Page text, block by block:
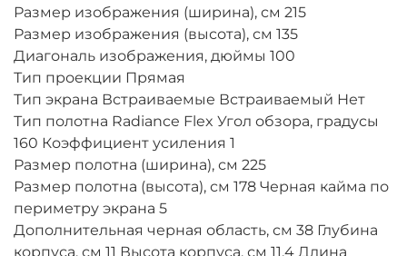
Размер изображения (ширина), см 215
Размер изображения (высота), см 135
Диагональ изображения, дюймы 100
Тип проекции Прямая
Тип экрана Встраиваемые Встраиваемый Нет
Тип полотна Radiance Flex Угол обзора, градусы
160 Коэффициент усиления 1
Размер полотна (ширина), см 225
Размер полотна (высота), см 178 Черная кайма по
периметру экрана 5
Дополнительная черная область, см 38 Глубина
корпуса, см 11 Высота корпуса, см 11.4 Длина